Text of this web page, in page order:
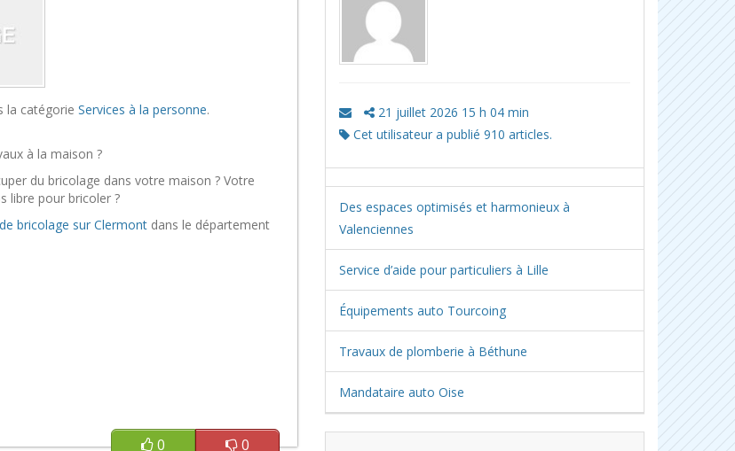
la catégorie Services à la personne.
à la maison ?
du bricolage dans votre maison ? Votre
libre pour bricoler ?
bricolage sur Clermont dans le département
0 0
21 juillet 2026 15 h 04 min
Cet utilisateur a publié 910 articles.
Des espaces optimisés et harmonieux à
Valenciennes
Service d’aide pour particuliers à Lille
Équipements auto Tourcoing
Travaux de plomberie à Béthune
Mandataire auto Oise